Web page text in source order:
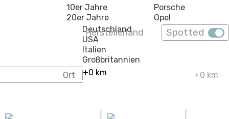
Herstellerland Spotted
+0 km